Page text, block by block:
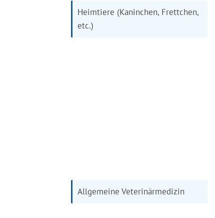
Heimtiere (Kaninchen, Frettchen,
etc.)
Allgemeine Veterinärmedizin